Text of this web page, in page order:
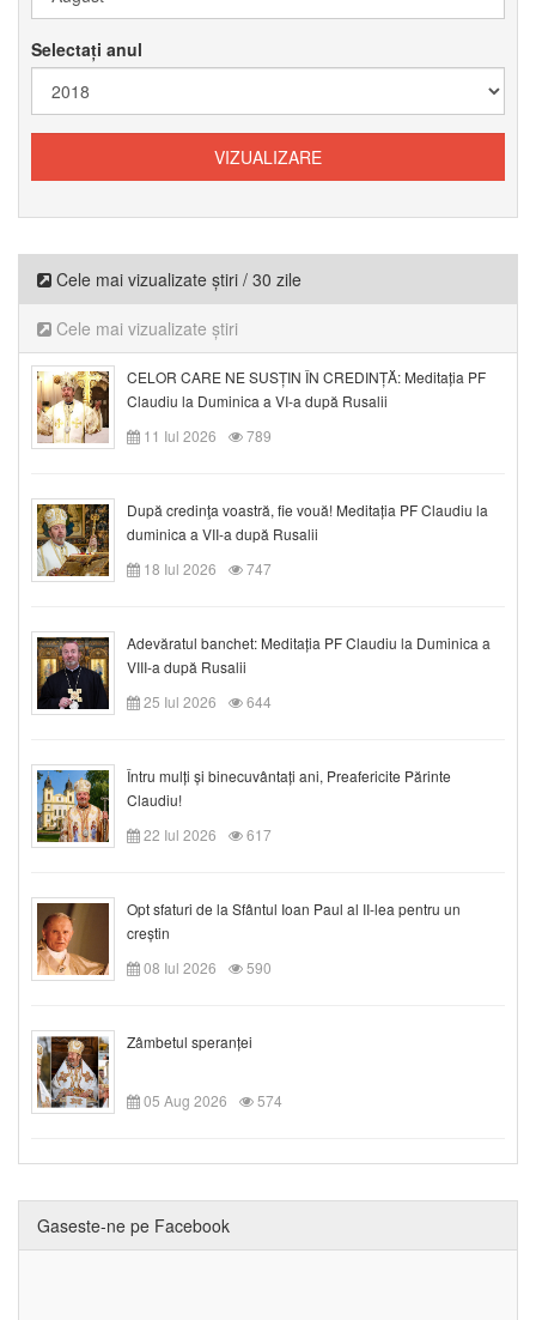
Selectați anul
Cele mai vizualizate știri / 30 zile
Cele mai vizualizate știri
CELOR CARE NE SUSȚIN ÎN CREDINȚĂ: Meditația PF
Claudiu la Duminica a VI-a după Rusalii
11 Iul 2026
789
După credinţa voastră, fie vouă! Meditația PF Claudiu la
duminica a VII-a după Rusalii
18 Iul 2026
747
Adevăratul banchet: Meditația PF Claudiu la Duminica a
VIII-a după Rusalii
25 Iul 2026
644
Întru mulți și binecuvântați ani, Preafericite Părinte
Claudiu!
22 Iul 2026
617
Opt sfaturi de la Sfântul Ioan Paul al II-lea pentru un
creștin
08 Iul 2026
590
Zâmbetul speranței
05 Aug 2026 574
Gaseste-ne pe Facebook